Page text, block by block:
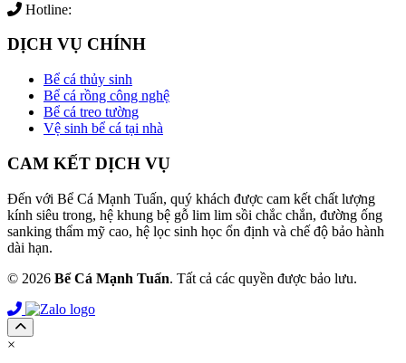
Hotline:
DỊCH VỤ CHÍNH
Bể cá thủy sinh
Bể cá rồng công nghệ
Bể cá treo tường
Vệ sinh bể cá tại nhà
CAM KẾT DỊCH VỤ
Đến với Bể Cá Mạnh Tuấn, quý khách được cam kết chất lượng
kính siêu trong, hệ khung bệ gỗ lim lim sồi chắc chắn, đường ống
sanking thẩm mỹ cao, hệ lọc sinh học ổn định và chế độ bảo hành
dài hạn.
© 2026 Bể Cá Mạnh Tuấn. Tất cả các quyền được bảo lưu.
×